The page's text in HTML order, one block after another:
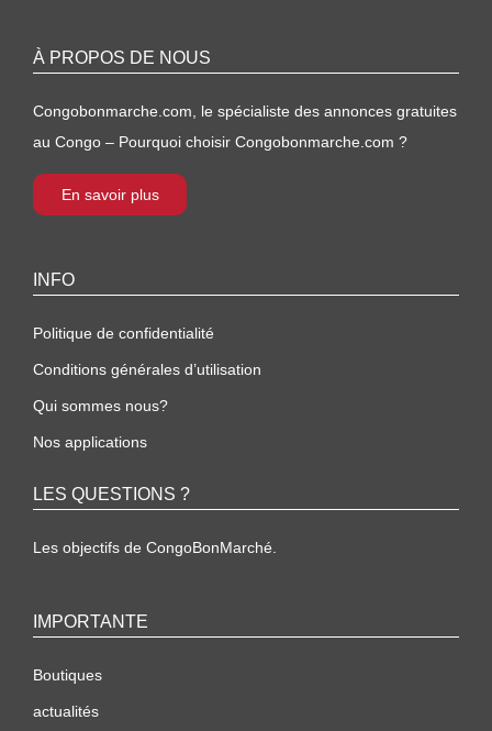
À PROPOS DE NOUS
Congobonmarche.com, le spécialiste des annonces gratuites
au Congo – Pourquoi choisir Congobonmarche.com ?
En savoir plus
INFO
Politique de confidentialité
Conditions générales d’utilisation
Qui sommes nous?
Nos applications
LES QUESTIONS ?
Les objectifs de CongoBonMarché.
IMPORTANTE
Boutiques
actualités